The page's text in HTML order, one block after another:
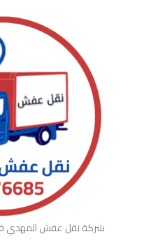
شركة نقل عفش المهدي